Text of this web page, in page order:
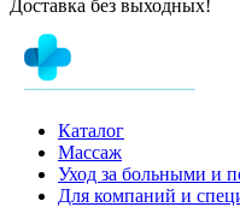
Доставка без выходных!
Каталог
Массаж
Уход за больными и
Для компаний и